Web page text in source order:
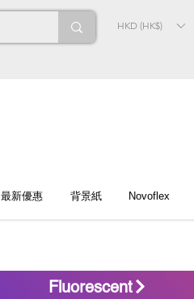
HKD (HK$)
最新優惠 背景紙 Novoflex
Fluorescent